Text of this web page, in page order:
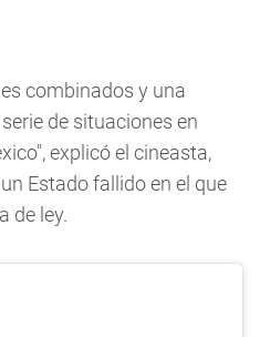
combinados y una
de situaciones en
explicó el cineasta,
Estado fallido en el que
de ley.